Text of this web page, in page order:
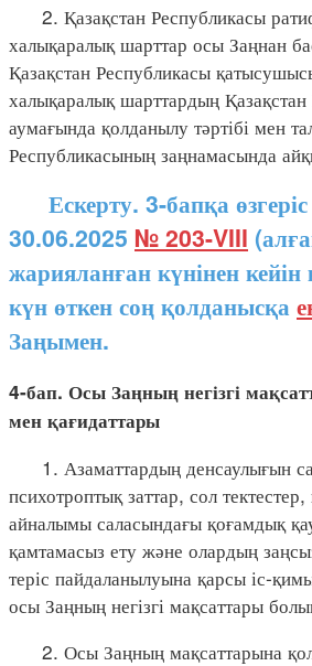
2. Қазақстан Республикасы
халықаралық шарттар осы Заңнан
Қазақстан Республикасы
халықаралық шарттардың
аумағында қолданылу тәртібі мен
Республикасының заңнамасында
Ескерту. 3-бапқа өзгеріс
30.06.2025 № 203-VIII
жарияланған күнінен кейін
күн өткен соң қолданысқа
Заңымен.
4-бап. Осы Заңның негізгі
мен қағидаттары
1. Азаматтардың денсаулығын
психотроптық заттар, сол
айналымы саласындағы қоғамдық
қамтамасыз ету және олардың
теріс пайдаланылуына қарсы іс-
осы Заңның негізгі мақсаттары
2. Осы Заңның мақсаттарына